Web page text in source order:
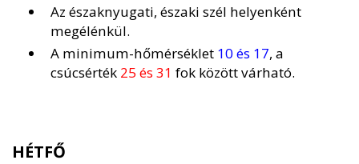
Az északnyugati, északi szél helyenként
megélénkül.
A minimum-hőmérséklet 10 és 17, a
csúcsérték 25 és 31 fok között várható.
HÉTFŐ